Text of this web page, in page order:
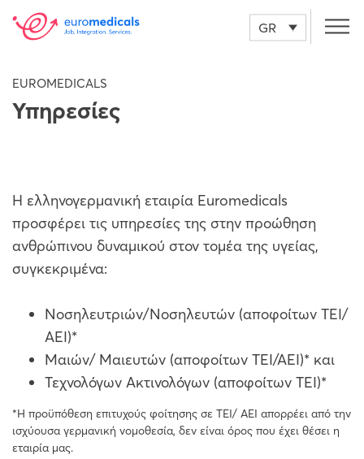
GR
EUROMEDICALS
Υπηρεσίες
Η ελληνογερμανική εταιρία Euromedicals
προσφέρει τις υπηρεσίες της στην προώθηση
ανθρώπινου δυναμικού στον τομέα της υγείας,
συγκεκριμένα:
Νοσηλευτριών/Νοσηλευτών (αποφοίτων ΤΕΙ/
ΑΕΙ)*
Μαιών/ Μαιευτών (αποφοίτων ΤΕΙ/ΑΕΙ)* και
Τεχνολόγων Ακτινολόγων (αποφοίτων ΤΕΙ)*
*Η προϋπόθεση επιτυχούς φοίτησης σε ΤΕΙ/ ΑΕΙ απορρέει από την
ισχύουσα γερμανική νομοθεσία, δεν είναι όρος που έχει θέσει η
εταιρία μας.